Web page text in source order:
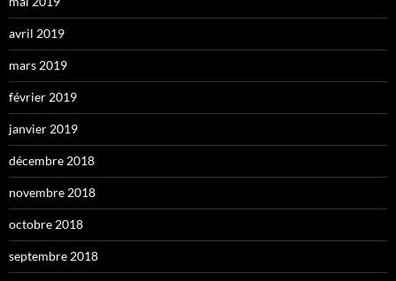
avril 2019
mars 2019
février 2019
janvier 2019
décembre 2018
novembre 2018
octobre 2018
septembre 2018